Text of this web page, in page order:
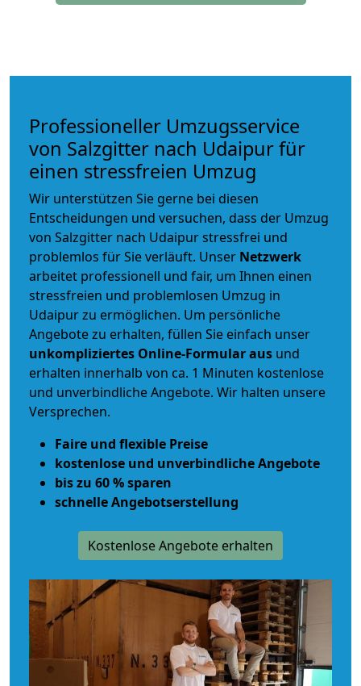
Professioneller Umzugsservice
von Salzgitter nach Udaipur für
einen stressfreien Umzug
Wir unterstützen Sie gerne bei diesen
Entscheidungen und versuchen, dass der Umzug
von Salzgitter nach Udaipur stressfrei und
problemlos für Sie verläuft. Unser Netzwerk
arbeitet professionell und fair, um Ihnen einen
stressfreien und problemlosen Umzug in
Udaipur zu ermöglichen. Um persönliche
Angebote zu erhalten, füllen Sie einfach unser
unkompliziertes Online-Formular aus und
erhalten innerhalb von ca. 1 Minuten kostenlose
und unverbindliche Angebote. Wir halten unsere
Versprechen.
Faire und flexible Preise
kostenlose und unverbindliche Angebote
bis zu 60 % sparen
schnelle Angebotserstellung
Kostenlose Angebote erhalten